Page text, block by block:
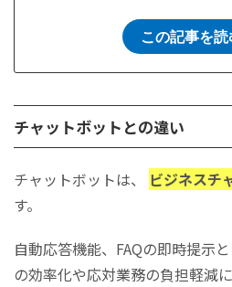
この記事を読
チャットボットとの違い
チャットボットは、 ビジネスチ
す。
自動応答機能、FAQの即時提示
の効率化や応対業務の負担軽減に